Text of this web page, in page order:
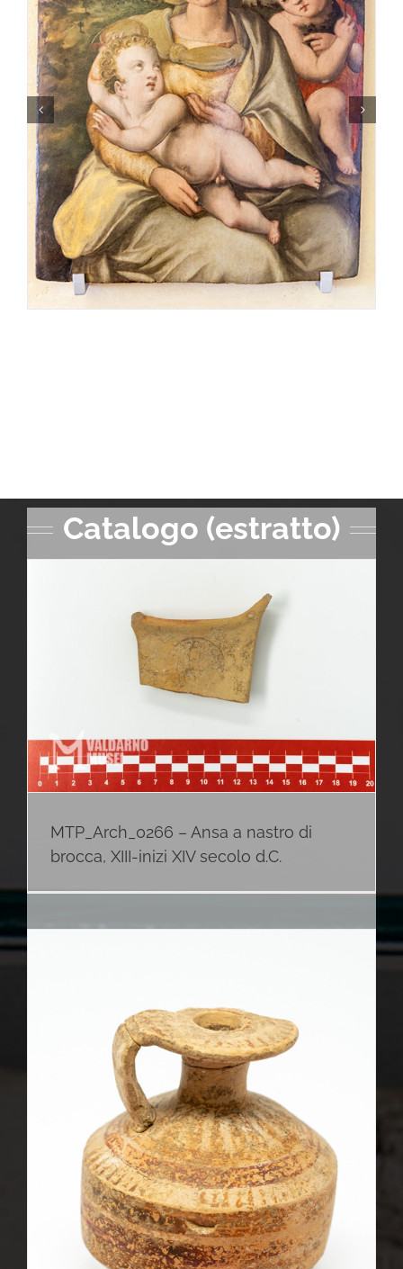
Catalogo (estratto)
MTP_Arch_0266 – Ansa a nastro di
brocca, XIII-inizi XIV secolo d.C.